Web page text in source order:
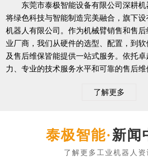
东莞市泰极智能设备有限公司深耕机
将绿色科技与智能制造完美融合，旗下
机器人有限公司。作为机械臂销售和售
业厂商，我们从硬件的选型、配置，到
及售后维保皆能提供一站式服务。依托
力、专业的技术服务水平和可靠的售后维
了解更多
新闻